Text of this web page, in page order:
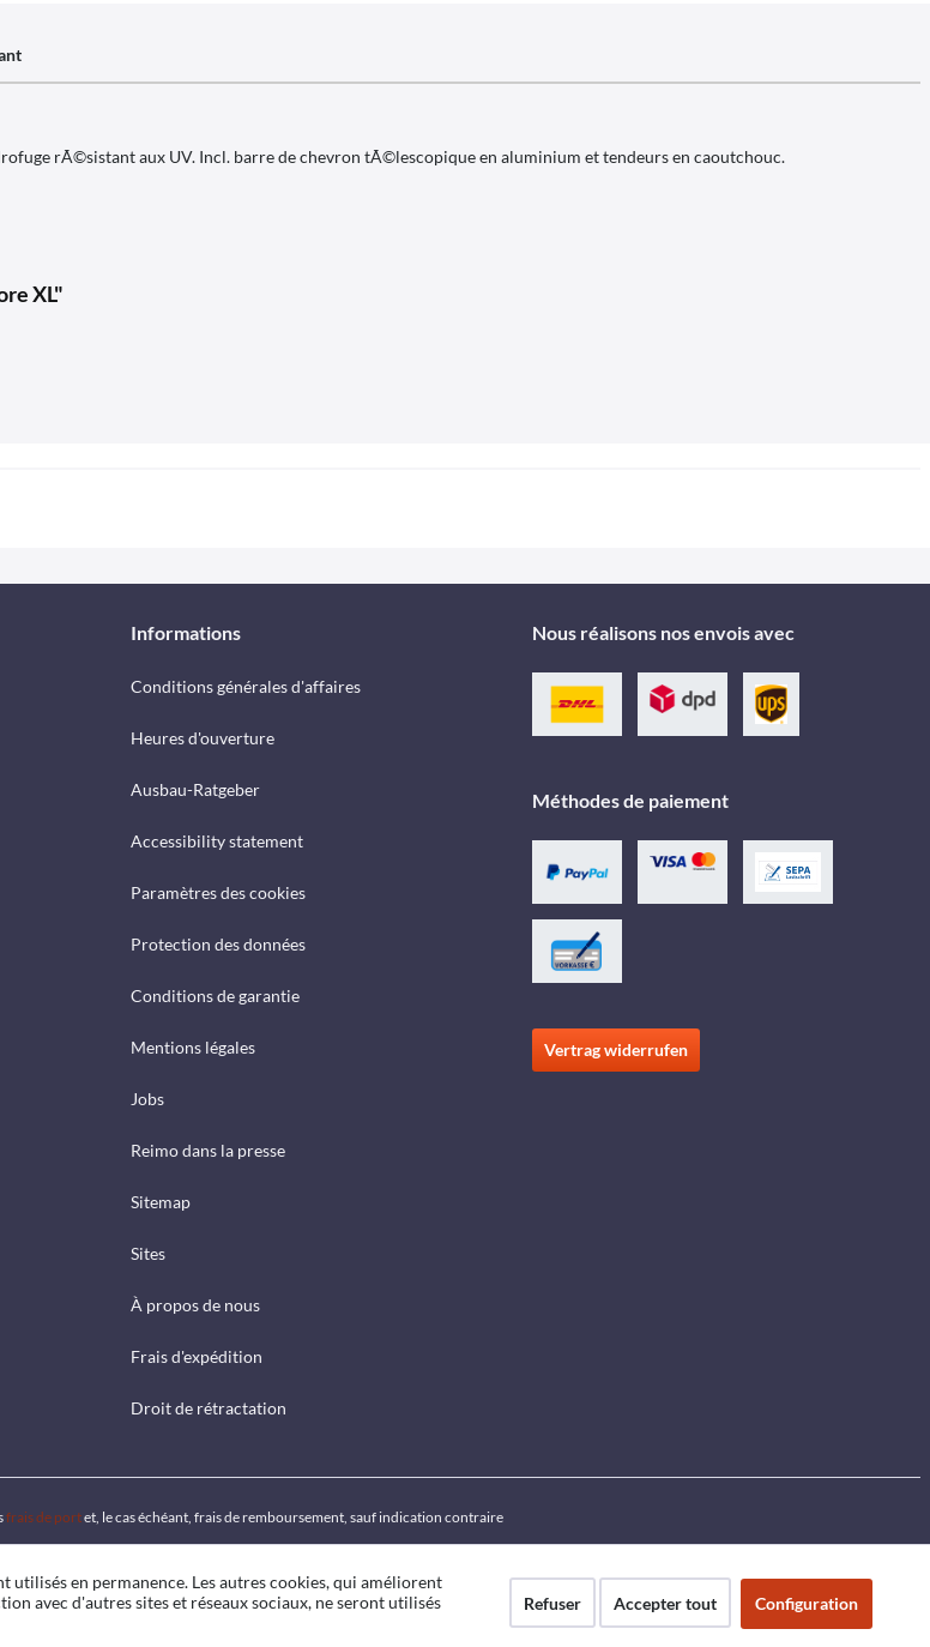
rÃ©sistant aux UV. Incl. barre de chevron tÃ©lescopique en aluminium et tendeurs en caoutchouc.
XL"
Informations
Conditions générales d'affaires
Heures d'ouverture
Ausbau-Ratgeber
Accessibility statement
Paramètres des cookies
Protection des données
Conditions de garantie
Mentions légales
Jobs
Reimo dans la presse
Sitemap
Sites
À propos de nous
Frais d'expédition
Droit de rétractation
Nous réalisons nos envois avec
Méthodes de paiement
Vertrag widerrufen
frais de portet, le cas échéant, frais de remboursement, sauf indication contraire
en permanence. Les autres cookies, qui améliorent
avec d'autres sites et réseaux sociaux, ne seront utilisés
Refuser Accepter tout Configuration